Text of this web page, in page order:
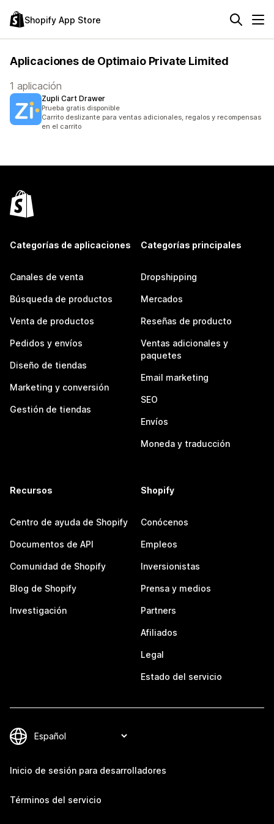
Shopify App Store
Aplicaciones de Optimaio Private Limited
1 aplicación
Zupli Cart Drawer
Prueba gratis disponible
Carrito deslizante para ventas adicionales, regalos y recompensas
en el carrito
Categorías de aplicaciones
Canales de venta
Búsqueda de productos
Venta de productos
Pedidos y envíos
Diseño de tiendas
Marketing y conversión
Gestión de tiendas
Categorías principales
Dropshipping
Mercados
Reseñas de producto
Ventas adicionales y
paquetes
Email marketing
SEO
Envíos
Moneda y traducción
Recursos
Centro de ayuda de Shopify
Documentos de API
Comunidad de Shopify
Blog de Shopify
Investigación
Shopify
Conócenos
Empleos
Inversionistas
Prensa y medios
Partners
Afiliados
Legal
Estado del servicio
Inicio de sesión para desarrolladores
Términos del servicio